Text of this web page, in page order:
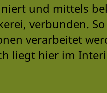
und mittels
verbunden.
verarbeitet
liegt hier im